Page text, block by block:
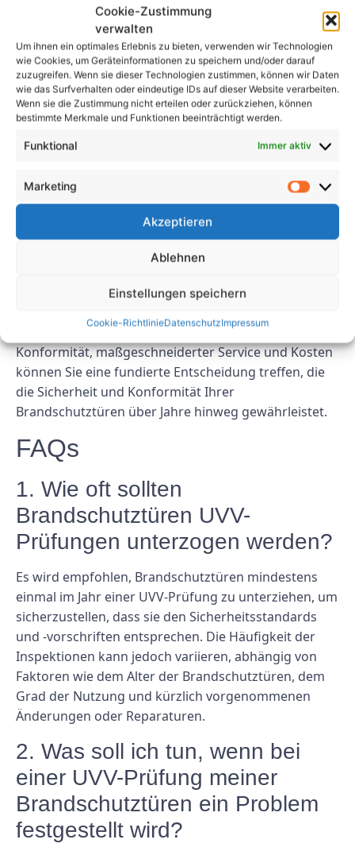
Cookie-Zustimmung
verwalten
Um ihnen ein optimales Erlebnis zu bieten, verwenden wir Technologien
wie Cookies, um Geräteinformationen zu speichern und/oder darauf
zuzugreifen. Wenn sie dieser Technologien zustimmen, können wir Daten
wie das Surfverhalten oder eindeutige IDs auf dieser Website verarbeiten.
Wenn sie die Zustimmung nicht erteilen oder zurückziehen, können
bestimmte Merkmale und Funktionen beeinträchtigt werden.
Funktional Immer aktiv
Marketing
Akzeptieren
Ablehnen
Einstellungen speichern
Cookie-RichtlinieDatenschutzImpressum
Prüfungsanbieters für Ihre Brandschutztüren sein.
Konzentrieren Sie sich stattdessen auf den
Gesamtwert, den der Anbieter in Bezug auf
Servicequalität, Fachwissen und Einhaltung von
Sicherheitsstandards bieten kann. Denken Sie daran,
dass die Investition in die Sicherheit Ihrer
Brandschutztüren ein entscheidender Aspekt für den
Brandfall ist.
Abschluss
Die Wahl des richtigen UVV-Prüfungsanbieters für
Entscheidung, die nicht auf die leichte Schulter
Berücksichtigung von Faktoren wie Erfahrung, Ruf,
Konformität, maßgeschneiderter Service und Kosten
können Sie eine fundierte Entscheidung treffen, die
die Sicherheit und Konformität Ihrer
Brandschutztüren über Jahre hinweg gewährleistet.
FAQs
1. Wie oft sollten
Brandschutztüren UVV-
Prüfungen unterzogen werden?
Es wird empfohlen, Brandschutztüren mindestens
einmal im Jahr einer UVV-Prüfung zu unterziehen, um
sicherzustellen, dass sie den Sicherheitsstandards
und -vorschriften entsprechen. Die Häufigkeit der
Inspektionen kann jedoch variieren, abhängig von
Faktoren wie dem Alter der Brandschutztüren, dem
Grad der Nutzung und kürzlich vorgenommenen
Änderungen oder Reparaturen.
2. Was soll ich tun, wenn bei
einer UVV-Prüfung meiner
Brandschutztüren ein Problem
festgestellt wird?